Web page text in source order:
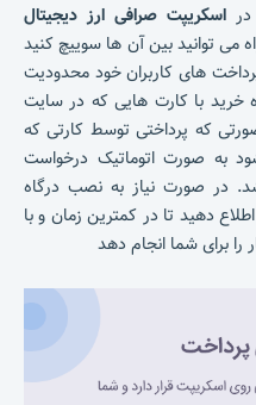
دراسکریپت صرافی ارز دیجیتال
می توانید بین آن ها سوییچ کنید
های کاربران خود محدودیت
خرید با کارت هایی که در سایت
که پرداختی توسط کارتی که
به صورت اتوماتیک درخواست
در صورت نیاز به نصب درگاه
دهید تا در کمترین زمان و با
را برای شما انجام دهد